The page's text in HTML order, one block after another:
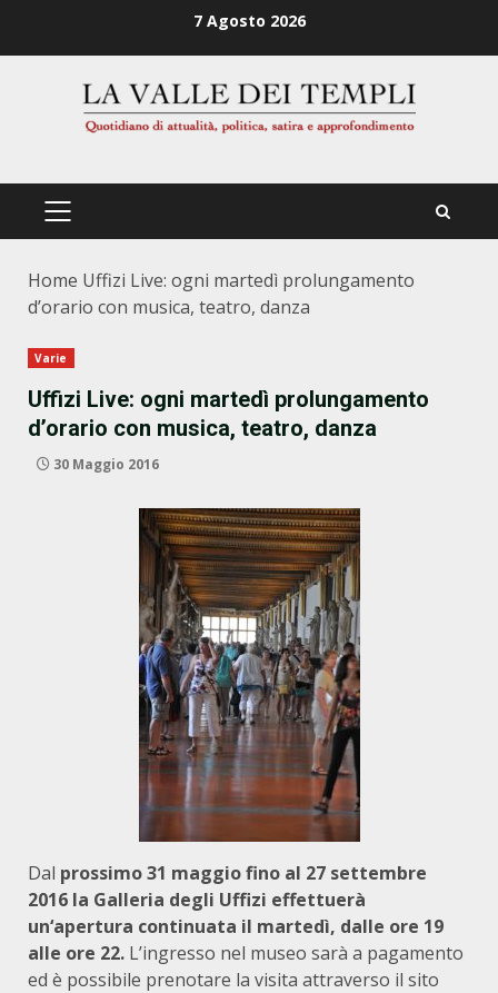
7 Agosto 2026
PRIMÄRES
Home Uffizi Live: ogni martedì prolungamento
d’orario con musica, teatro, danza
Varie
Uffizi Live: ogni martedì prolungamento
d’orario con musica, teatro, danza
30 Maggio 2016
Dal prossimo 31 maggio fino al 27 settembre
2016 la Galleria degli Uffizi effettuerà
un‘apertura continuata il martedì, dalle ore 19
alle ore 22. L’ingresso nel museo sarà a pagamento
ed è possibile prenotare la visita attraverso il sito